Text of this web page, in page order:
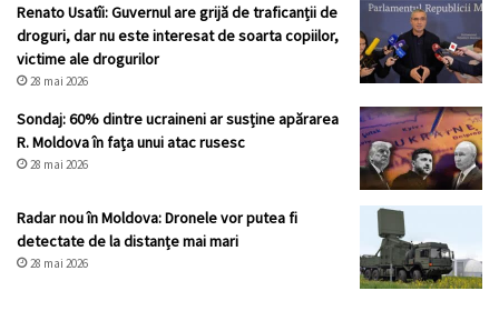
Renato Usatîi: Guvernul are grijă de traficanții de
droguri, dar nu este interesat de soarta copiilor,
victime ale drogurilor
28 mai 2026
Sondaj: 60% dintre ucraineni ar susține apărarea
R. Moldova în fața unui atac rusesc
28 mai 2026
Radar nou în Moldova: Dronele vor putea fi
detectate de la distanțe mai mari
28 mai 2026